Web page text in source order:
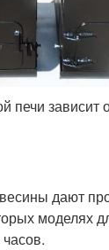
печи зависит
дают
моделях